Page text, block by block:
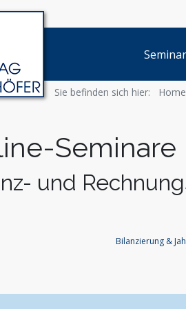
Sie befinden sich hier:
Seminare
und
Bilanzierung &